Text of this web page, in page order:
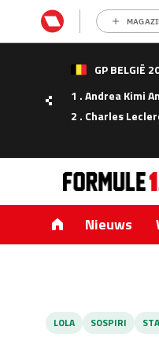
GP BELGIË
1 . Andrea Kimi
2 . Charles
Nieuws
LOLA SOSPIRI